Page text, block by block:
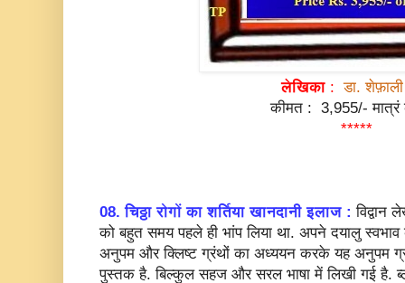
लेखिका :डा. शेफ़ाली
कीमत : 3,955/-
*****
08. चिठ्ठा रोगों का शर्तिया खानदानी इलाज : विद्वान
को बहुत समय पहले ही भांप लिया था. अपने दयालु
अनुपम और क्लिष्ट ग्रंथों का अध्ययन करके यह अनुपम
पुस्तक है. बिल्कुल सहज और सरल भाषा में लिखी गई है.